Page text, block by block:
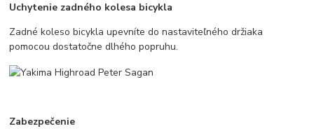
Uchytenie zadného kolesa bicykla
Zadné koleso bicykla upevníte do nastaviteľného držiaka
pomocou dostatočne dlhého popruhu.
Zabezpečenie